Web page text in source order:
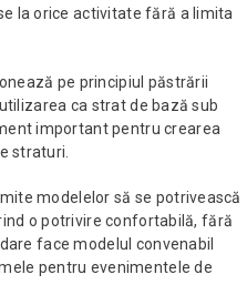
la orice activitate fără a limita
pe principiul păstrării
ca strat de bază sub
important pentru crearea
straturi.
modelelor să se potrivească
o potrivire confortabilă, fără
face modelul convenabil
pentru evenimentele de